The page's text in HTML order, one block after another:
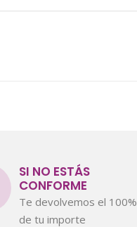
SI NO ESTÁS
CONFORME
Te devolvemos el 100%
de tu importe